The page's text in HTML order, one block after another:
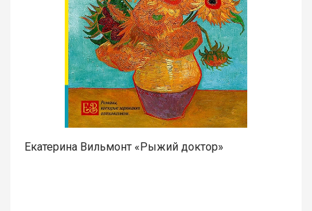
Екатерина Вильмонт «Рыжий доктор»